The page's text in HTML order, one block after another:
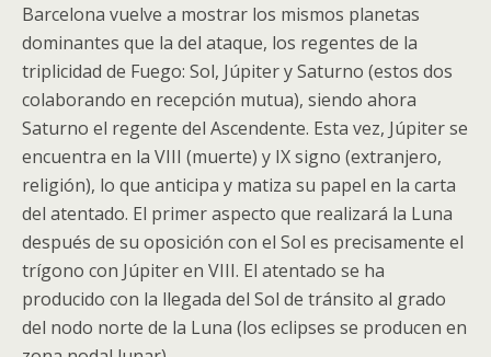
Barcelona vuelve a mostrar los mismos planetas
dominantes que la del ataque, los regentes de la
triplicidad de Fuego: Sol, Júpiter y Saturno (estos dos
colaborando en recepción mutua), siendo ahora
Saturno el regente del Ascendente. Esta vez, Júpiter se
encuentra en la VIII (muerte) y IX signo (extranjero,
religión), lo que anticipa y matiza su papel en la carta
del atentado. El primer aspecto que realizará la Luna
después de su oposición con el Sol es precisamente el
trígono con Júpiter en VIII. El atentado se ha
producido con la llegada del Sol de tránsito al grado
del nodo norte de la Luna (los eclipses se producen en